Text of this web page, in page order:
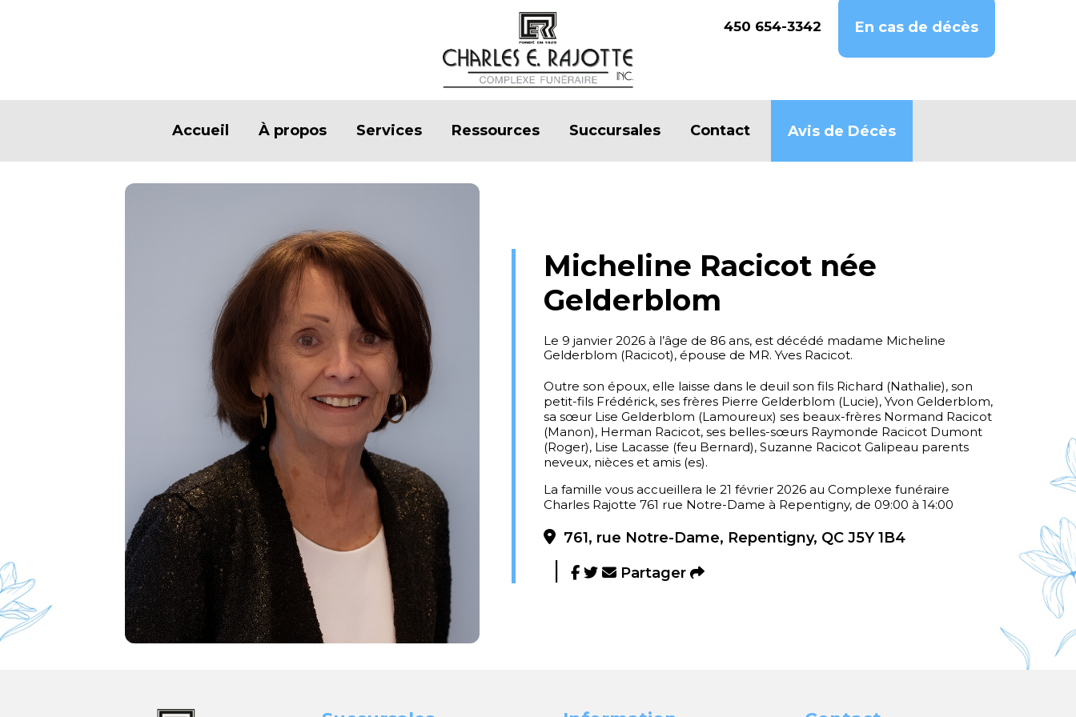
450 654-3342 En cas de décès
Accueil À propos Services Ressources Succursales Contact Avis de Décès
Micheline Racicot née
Gelderblom
Le 9 janvier 2026 à l’âge de 86 ans, est décédé madame Micheline
Gelderblom (Racicot), épouse de MR. Yves Racicot.
Outre son époux, elle laisse dans le deuil son fils Richard (Nathalie), son
petit-fils Frédérick, ses frères Pierre Gelderblom (Lucie), Yvon Gelderblom,
sa sœur Lise Gelderblom (Lamoureux) ses beaux-frères Normand Racicot
(Manon), Herman Racicot, ses belles-sœurs Raymonde Racicot Dumont
(Roger), Lise Lacasse (feu Bernard), Suzanne Racicot Galipeau parents
neveux, nièces et amis (es).
La famille vous accueillera le 21 février 2026 au Complexe funéraire
Charles Rajotte 761 rue Notre-Dame à Repentigny, de 09:00 à 14:00
761, rue Notre-Dame, Repentigny, QC J5Y 1B4
Partager